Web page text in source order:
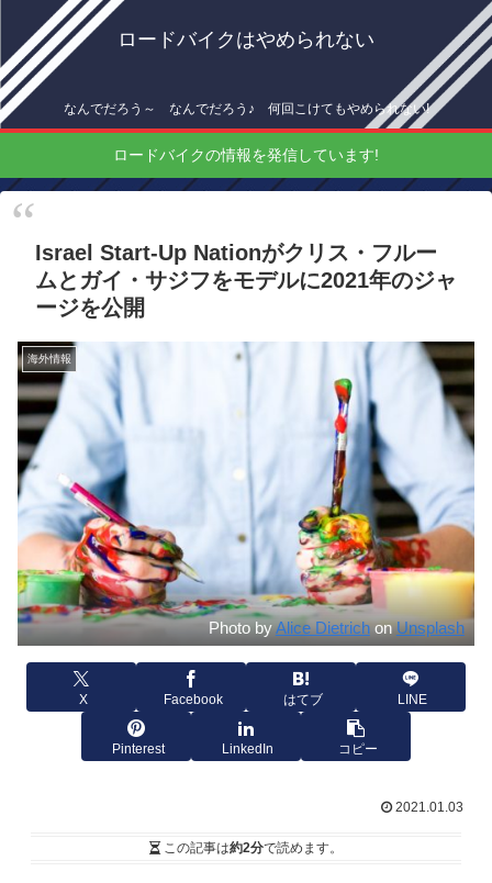
ロードバイクはやめられない
なんでだろう～ なんでだろう♪ 何回こけてもやめられない!
ロードバイクの情報を発信しています!
Israel Start-Up Nationがクリス・フルー
ムとガイ・サジフをモデルに2021年のジャ
ージを公開
海外情報
Photo byAlice DietrichonUnsplash
X Facebook はてブ LINE
Pinterest LinkedIn コピー
2021.01.03
この記事は約2分で読めます。